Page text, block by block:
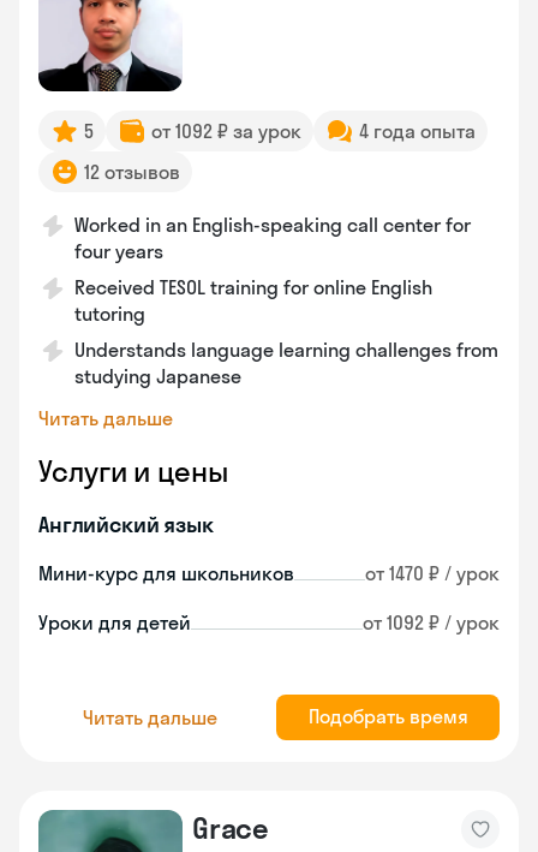
5 от 1092 ₽ за урок
4 года опыта
12 отзывов
Worked in an English-speaking call center for
four years
Received TESOL training for online English
tutoring
Understands language learning challenges from
studying Japanese
Читать дальше
Услуги и цены
Английский язык
Мини-курс для школьников от 1470 ₽ / урок
Уроки для детей от 1092 ₽ / урок
Читать дальше Подобрать время
Grace